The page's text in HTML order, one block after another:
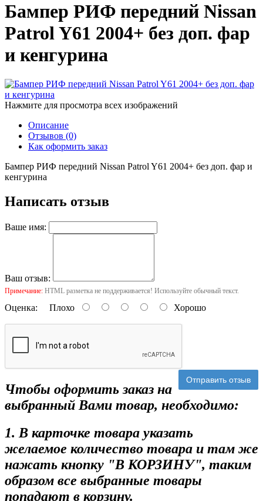
Бампер РИФ передний Nissan
Patrol Y61 2004+ без доп. фар
и кенгурина
Нажмите для просмотра всех изображений
Описание
Отзывов (0)
Как оформить заказ
Бампер РИФ передний Nissan Patrol Y61 2004+ без доп. фар и
кенгурина
Написать отзыв
Ваше имя:
Ваш отзыв:
Примечание: HTML разметка не поддерживается! Используйте обычный текст.
Оценка: Плохо Хорошо
Отправить отзыв
Чтобы оформить заказ на
выбранный Вами товар, необходимо:
1. В карточке товара указать
желаемое количество товара и там же
нажать кнопку "В КОРЗИНУ", таким
образом все выбранные товары
попадают в корзину.